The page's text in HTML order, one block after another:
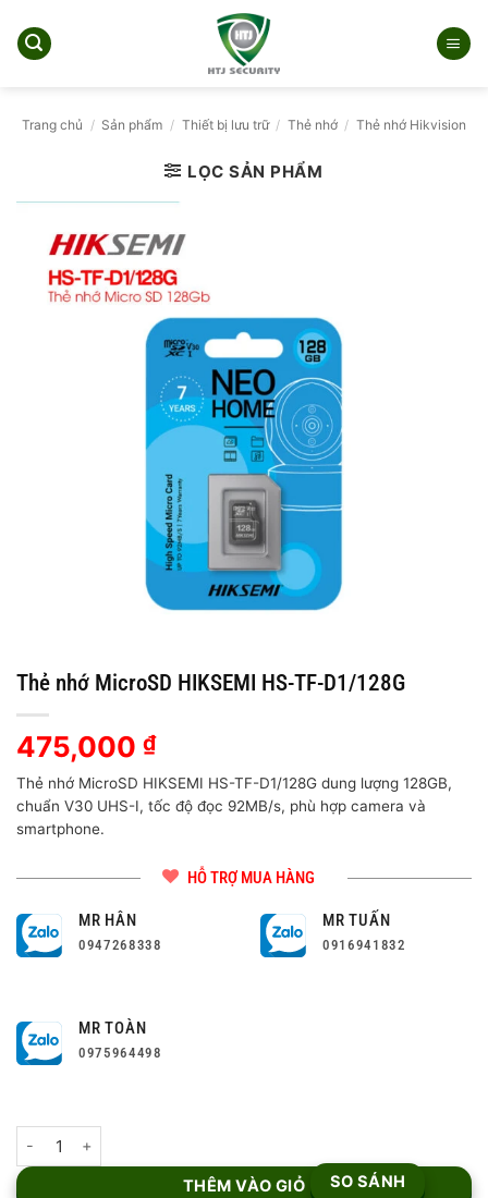
qua
Trang chủ / Sản phẩm / Thiết bị lưu trữ / Thẻ nhớ / Thẻ nhớ Hikvision
LỌC SẢN PHẨM
Thẻ nhớ MicroSD HIKSEMI HS-TF-D1/128G
475,000 ₫
Thẻ nhớ MicroSD HIKSEMI HS-TF-D1/128G dung lượng 128GB,
chuẩn V30 UHS-I, tốc độ đọc 92MB/s, phù hợp camera và
smartphone.
HỖ TRỢ MUA HÀNG
MR HÂN
0947268338
MR TUẤN
0916941832
MR TOÀN
0975964498
THÊM VÀO GIỎ SO SÁNH